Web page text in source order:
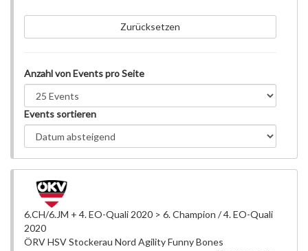
Zurücksetzen
Anzahl von Events pro Seite
Events sortieren
6.CH/6.JM + 4. EO-Quali 2020 > 6. Champion / 4. EO-Quali
2020
ÖRV HSV Stockerau Nord Agility Funny Bones